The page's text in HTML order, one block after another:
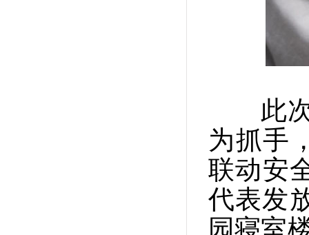
此次
为抓手
联动安
代表发
园寝室